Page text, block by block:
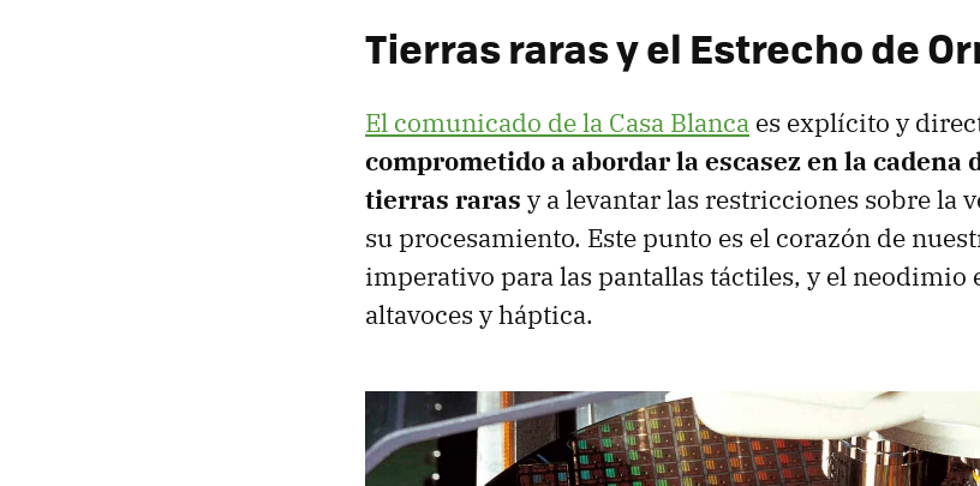
Tierras raras y el Estrecho de
El comunicado de la Casa Blanca es explícito y
comprometido a abordar la escasez en la cadena
tierras raras y a levantar las restricciones sobre la
su procesamiento. Este punto es el corazón de
imperativo para las pantallas táctiles, y el neodimio
altavoces y háptica.